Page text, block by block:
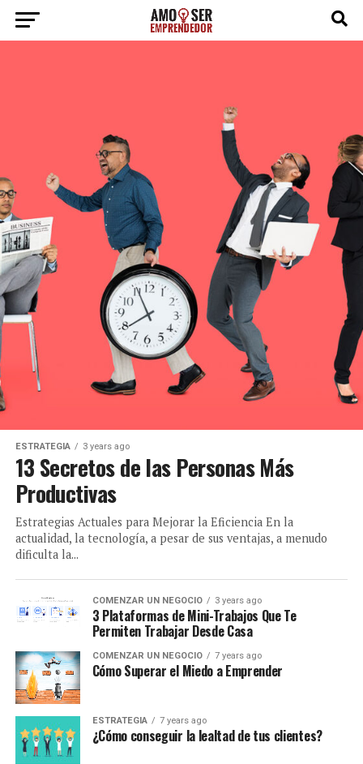
ESTRATEGIA 3 years ago
13 Secretos de las Personas Más
Productivas
Estrategias Actuales para Mejorar la Eficiencia En la
actualidad, la tecnología, a pesar de sus ventajas, a menudo
dificulta la...
COMENZAR UN NEGOCIO 3 years ago
3 Plataformas de Mini-Trabajos Que Te
Permiten Trabajar Desde Casa
COMENZAR UN NEGOCIO 7 years ago
Cómo Superar el Miedo a Emprender
ESTRATEGIA 7 years ago
¿Cómo conseguir la lealtad de tus clientes?